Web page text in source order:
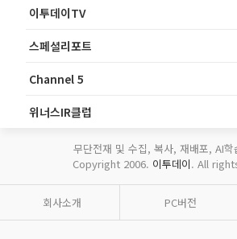
이투데이TV
스페셜리포트
Channel 5
위너스IR클럽
무단전재 및 수집, 복사, 재배포, AI학
Copyright 2006. 이투데이. All
회사소개 PC버전